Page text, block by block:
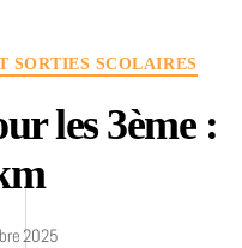
SORTIES SCOLAIRES
les 3ème :
2025